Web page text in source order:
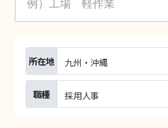
所在地 九州・沖縄
職種 採用人事